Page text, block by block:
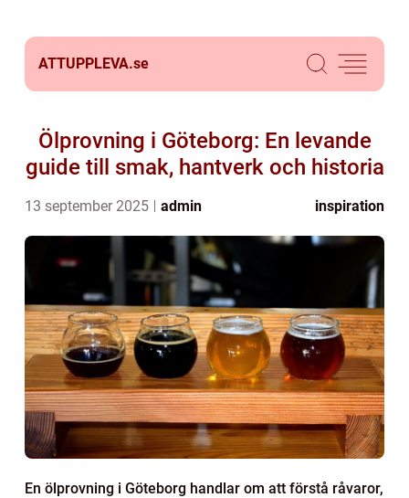
ATTUPPLEVA.se
Ölprovning i Göteborg: En levande
guide till smak, hantverk och historia
13 september 2025 admin inspiration
En ölprovning i Göteborg handlar om att förstå råvaror,